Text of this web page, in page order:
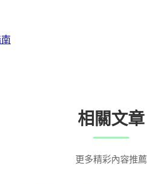
相關文章
更多精彩內容推薦